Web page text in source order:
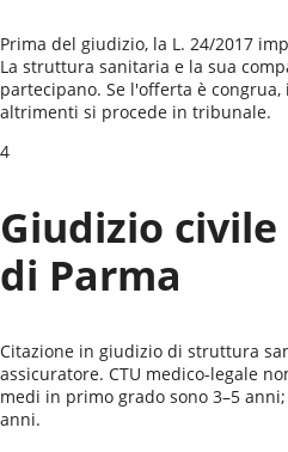
Prima del giudizio, la L. 24/2017
La struttura sanitaria e la sua
partecipano. Se l'offerta è
altrimenti si procede in tribunale.
4
Giudizio civile
di Parma
Citazione in giudizio di struttura
assicuratore. CTU medico-legale
medi in primo grado sono 3–5
anni.